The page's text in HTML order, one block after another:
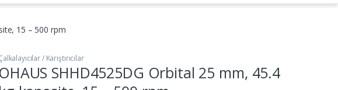
15 – 500 rpm
/ Karıştırıcılar
OHAUS SHHD4525DG Orbital 25 mm, 45.4